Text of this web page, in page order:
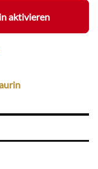
aktivieren